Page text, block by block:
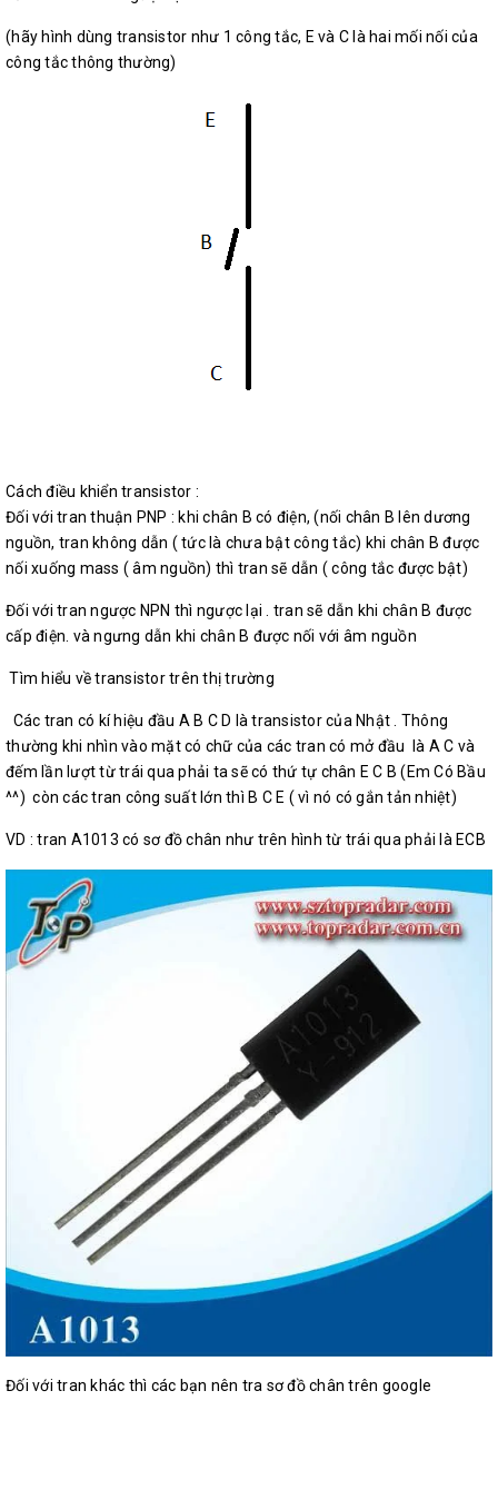
(hãy hình dùng transistor như 1 công tắc, E và C là hai mối nối của
công tắc thông thường)
Cách điều khiển transistor :
Đối với tran thuận PNP : khi chân B có điện, (nối chân B lên dương
nguồn, tran không dẫn ( tức là chưa bật công tắc) khi chân B được
nối xuống mass ( âm nguồn) thì tran sẽ dẫn ( công tắc được bật)
Đối với tran ngược NPN thì ngược lại . tran sẽ dẫn khi chân B được
cấp điện. và ngưng dẫn khi chân B được nối với âm nguồn
Tìm hiểu về transistor trên thị trường
Các tran có kí hiệu đầu A B C D là transistor của Nhật . Thông
thường khi nhìn vào mặt có chữ của các tran có mở đầu là A C và
đếm lần lượt từ trái qua phải ta sẽ có thứ tự chân E C B (Em Có Bầu
^^) còn các tran công suất lớn thì B C E ( vì nó có gắn tản nhiệt)
VD : tran A1013 có sơ đồ chân như trên hình từ trái qua phải là ECB
Đối với tran khác thì các bạn nên tra sơ đồ chân trên google